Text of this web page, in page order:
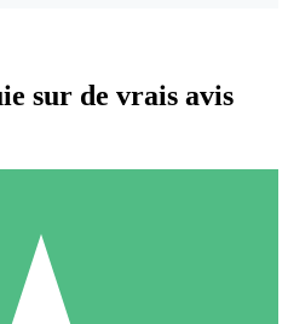
Individuels
sur de vrais avis